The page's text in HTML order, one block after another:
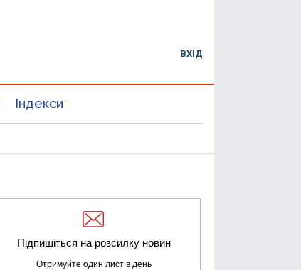
ВХІД
Індекси
Підпишіться на розсилку новин
Отримуйте один лист в день